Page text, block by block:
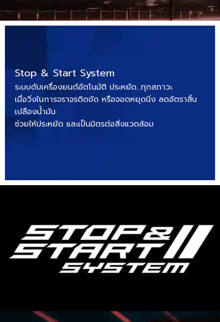
Stop & Start System
ระบบดับเครื่องยนต์อัตโนมัติ ประหยัด…ทุกสภาวะ
เมื่อวิ่งในการจราจรติดขัด หรือจอดหยุดนิ่ง ลดอัตราสิ้น
เปลืองน้ำมัน
ช่วยให้ประหยัด และเป็นมิตรต่อสิ่งแวดล้อม